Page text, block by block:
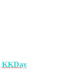
KKDay